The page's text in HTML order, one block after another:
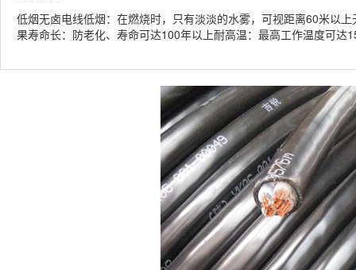
低烟无卤电线低烟：在燃烧时，只有淡淡的水雾，可视距离60米以
果寿命长：防老化、寿命可达100年以上耐高温：最高工作温度可达